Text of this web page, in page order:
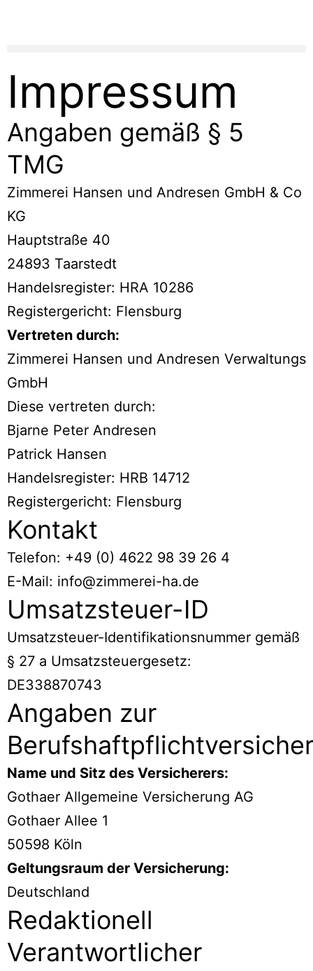
Impressum
Angaben gemäß § 5
TMG
Zimmerei Hansen und Andresen GmbH & Co
KG
Hauptstraße 40
24893 Taarstedt
Handelsregister: HRA 10286
Registergericht: Flensburg
Vertreten durch:
Zimmerei Hansen und Andresen Verwaltungs
GmbH
Diese vertreten durch:
Bjarne Peter Andresen
Patrick Hansen
Handelsregister: HRB 14712
Registergericht: Flensburg
Kontakt
Telefon: +49 (0) 4622 98 39 26 4
E-Mail: info@zimmerei-ha.de
Umsatzsteuer-ID
Umsatzsteuer-Identifikationsnummer gemäß
§ 27 a Umsatzsteuergesetz:
DE338870743
Angaben zur
Name und Sitz des Versicherers:
Gothaer Allgemeine Versicherung AG
Gothaer Allee 1
50598 Köln
Geltungsraum der Versicherung:
Deutschland
Redaktionell
Verantwortlicher